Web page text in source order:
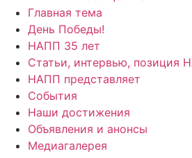
Главная тема
День Победы!
НАПП 35 лет
Статьи, интервью, позиция
НАПП представляет
События
Наши достижения
Объявления и анонсы
Медиагалерея